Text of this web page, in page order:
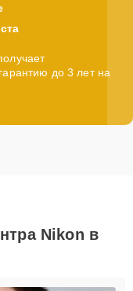
до 3 лет на
Nikon в